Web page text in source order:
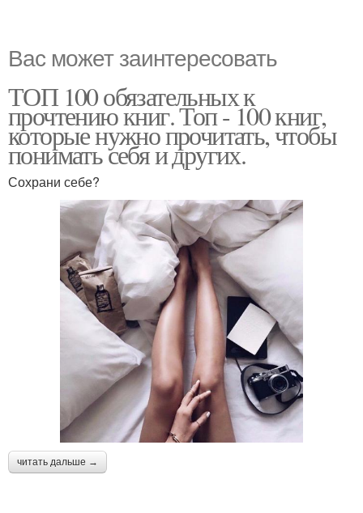
Вас может заинтересовать
ТОП 100 обязательных к
прочтению книг. Топ - 100 книг,
которые нужно прочитать, чтобы
понимать себя и других.
Сохрани себе?
читать дальше →